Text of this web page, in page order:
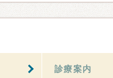
診療案内